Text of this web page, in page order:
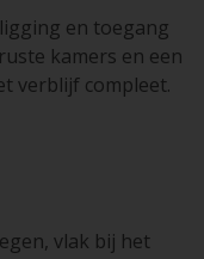
en toegang
kamers en een
verblijf compleet.
vlak bij het